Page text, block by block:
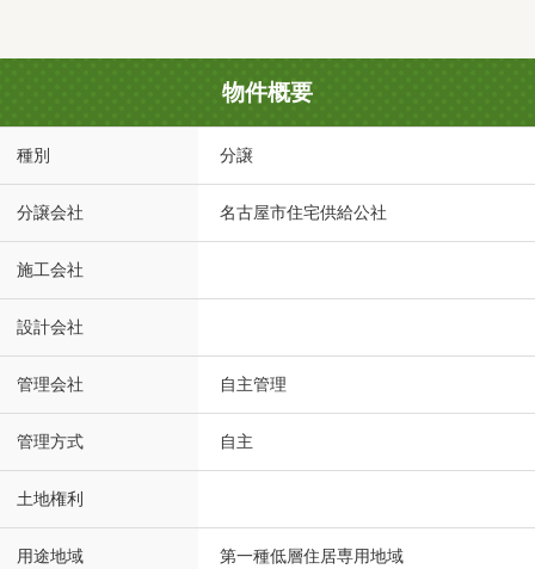
物件概要
種別 分譲
分譲会社 名古屋市住宅供給公社
施工会社
設計会社
管理会社 自主管理
管理方式 自主
土地権利
用途地域 第一種低層住居専用地域